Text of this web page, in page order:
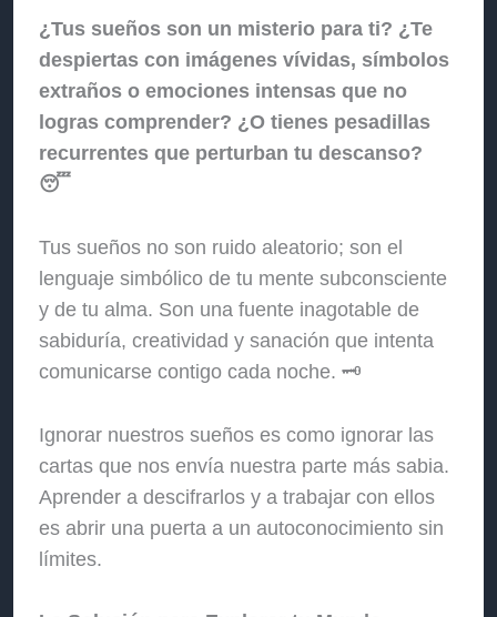
¿Tus sueños son un misterio para ti? ¿Te
despiertas con imágenes vívidas, símbolos
extraños o emociones intensas que no
logras comprender? ¿O tienes pesadillas
recurrentes que perturban tu descanso?
😴
Tus sueños no son ruido aleatorio; son el
lenguaje simbólico de tu mente subconsciente
y de tu alma. Son una fuente inagotable de
sabiduría, creatividad y sanación que intenta
comunicarse contigo cada noche. 🗝️
Ignorar nuestros sueños es como ignorar las
cartas que nos envía nuestra parte más sabia.
Aprender a descifrarlos y a trabajar con ellos
es abrir una puerta a un autoconocimiento sin
límites.